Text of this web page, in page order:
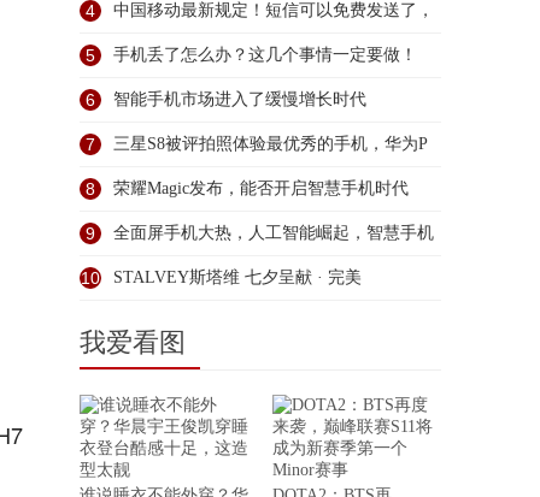
4 中国移动最新规定！短信可以免费发送了，
未
5 手机丢了怎么办？这几个事情一定要做！
6 智能手机市场进入了缓慢增长时代
7 三星S8被评拍照体验最优秀的手机，华为P
8 荣耀Magic发布，能否开启智慧手机时代
9 全面屏手机大热，人工智能崛起，智慧手机
会
10 STALVEY斯塔维 七夕呈献 · 完美
我爱看图